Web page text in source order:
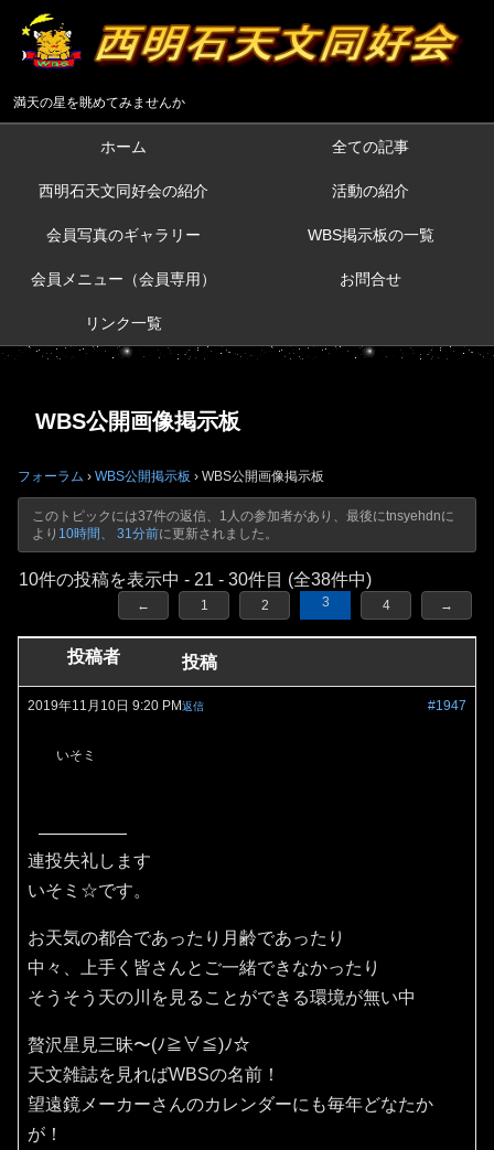
満天の星を眺めてみませんか
ホーム 全ての記事
西明石天文同好会の紹介 活動の紹介
会員写真のギャラリー WBS掲示板の一覧
会員メニュー（会員専用） お問合せ
リンク一覧
WBS公開画像掲示板
フォーラム › WBS公開掲示板 › WBS公開画像掲示板
このトピックには37件の返信、1人の参加者があり、最後にtnsyehdnに
より 10時間、 31分前に更新されました。
10件の投稿を表示中 - 21 - 30件目 (全38件中)
← 1 2 3 4 →
投稿者 投稿
2019年11月10日 9:20 PM #1947
返信
いそミ
連投失礼します
いそミ☆です。
お天気の都合であったり月齢であったり
中々、上手く皆さんとご一緒できなかったり
そうそう天の川を見ることができる環境が無い中
贅沢星見三昧〜(ﾉ≧∀≦)ﾉ☆
天文雑誌を見ればWBSの名前！
望遠鏡メーカーさんのカレンダーにも毎年どなたか
が！